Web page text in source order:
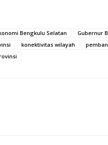
Bengkulu Selatan Gubernur
konektivitas wilayah